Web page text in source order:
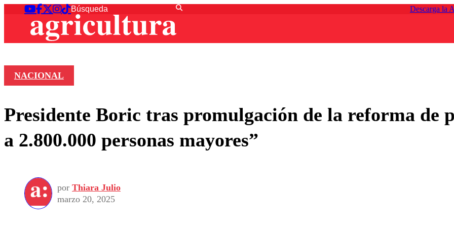
Descarga la
NACIONAL
Presidente Boric tras promulgación de la reforma de
a 2.800.000 personas mayores”
por Thiara Julio
marzo 20, 2025